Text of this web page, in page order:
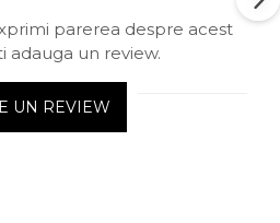
parerea despre acest
adauga un review.
UN REVIEW